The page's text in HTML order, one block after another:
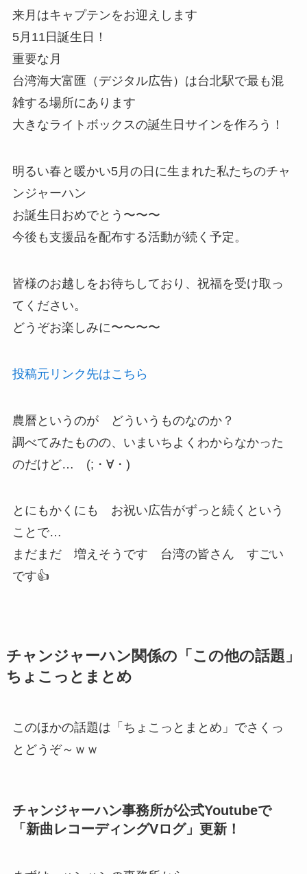
来月はキャプテンをお迎えします
5月11日誕生日！
重要な月
台湾海大富匯（デジタル広告）は台北駅で最も混
雑する場所にあります
大きなライトボックスの誕生日サインを作ろう！
明るい春と暖かい5月の日に生まれた私たちのチャ
ンジャーハン
お誕生日おめでとう〜〜〜
今後も支援品を配布する活動が続く予定。
皆様のお越しをお待ちしており、祝福を受け取っ
てください。
どうぞお楽しみに〜〜〜〜
投稿元リンク先はこちら
農曆というのが どういうものなのか？
調べてみたものの、いまいちよくわからなかった
のだけど… (;・∀・)
とにもかくにも お祝い広告がずっと続くという
ことで…
まだまだ 増えそうです 台湾の皆さん すごい
です👍
チャンジャーハン関係の「この他の話題」
ちょこっとまとめ
このほかの話題は「ちょこっとまとめ」でさくっ
とどうぞ～ｗｗ
チャンジャーハン事務所が公式Youtubeで
「新曲レコーディングVログ」更新！